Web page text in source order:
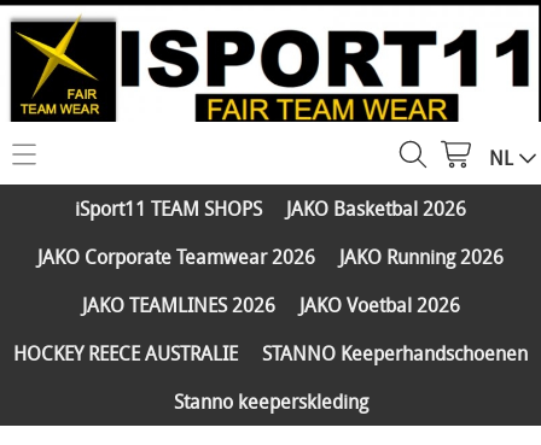
HOME
WEBSHOP
JAKO Running 2026
PARTNERS
NL
iSport11 TEAM SHOPS
JAKO Basketbal 2026
JAKO Corporate Teamwear 2026
JAKO Running 2026
JAKO TEAMLINES 2026
JAKO Voetbal 2026
HOCKEY REECE AUSTRALIE
STANNO Keeperhandschoenen
Stanno keeperskleding